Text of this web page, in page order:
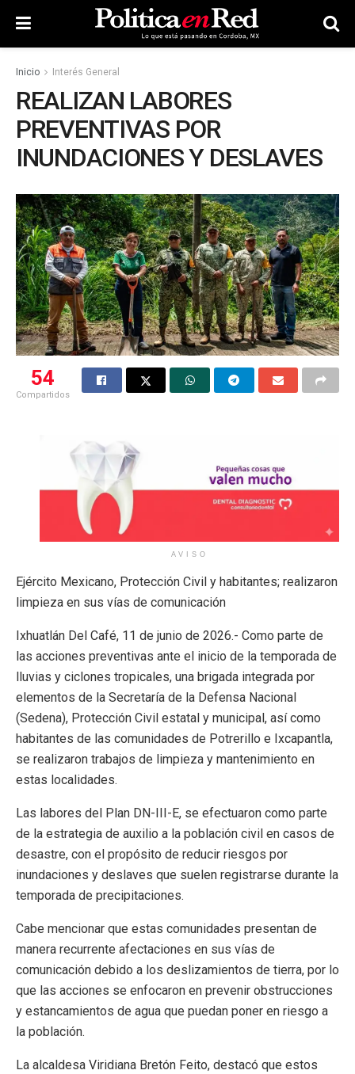
Inicio Interés General
REALIZAN LABORES
PREVENTIVAS POR
INUNDACIONES Y DESLAVES
54
Compartidos
AVISO
Ejército Mexicano, Protección Civil y habitantes; realizaron
limpieza en sus vías de comunicación
Ixhuatlán Del Café, 11 de junio de 2026.- Como parte de
las acciones preventivas ante el inicio de la temporada de
lluvias y ciclones tropicales, una brigada integrada por
elementos de la Secretaría de la Defensa Nacional
(Sedena), Protección Civil estatal y municipal, así como
habitantes de las comunidades de Potrerillo e Ixcapantla,
se realizaron trabajos de limpieza y mantenimiento en
estas localidades.
Las labores del Plan DN-III-E, se efectuaron como parte
de la estrategia de auxilio a la población civil en casos de
desastre, con el propósito de reducir riesgos por
inundaciones y deslaves que suelen registrarse durante la
temporada de precipitaciones.
Cabe mencionar que estas comunidades presentan de
manera recurrente afectaciones en sus vías de
comunicación debido a los deslizamientos de tierra, por lo
que las acciones se enfocaron en prevenir obstrucciones
y estancamientos de agua que puedan poner en riesgo a
la población.
La alcaldesa Viridiana Bretón Feito, destacó que estos